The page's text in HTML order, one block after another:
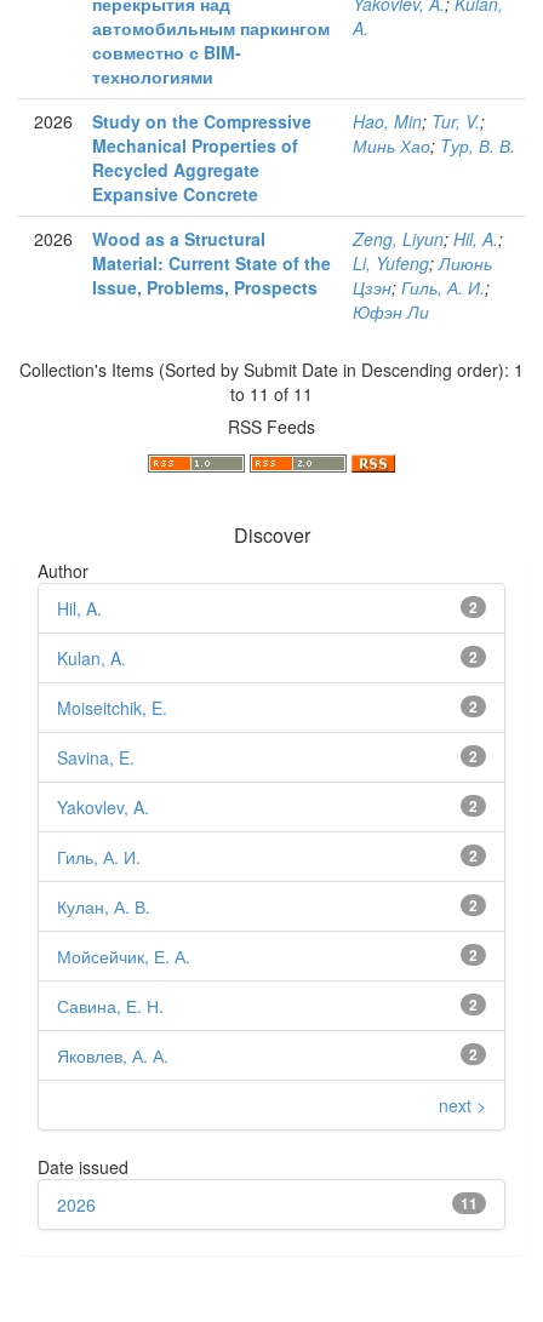
автомобильным паркингом
совместно с BIM-
технологиями
A.
2026
Study on the Compressive
Mechanical Properties of
Recycled Aggregate
Expansive Concrete
Hao, Min; Tur, V.;
Минь Хао; Tур, В. В.
2026
Wood as a Structural
Material: Current State of the
Issue, Problems, Prospects
Zeng, Liyun; Hil, A.;
Li, Yufeng;Лиюнь
Цзэн; Гиль, А. И.;
Юфэн Ли
Collection's Items (Sorted by Submit Date in Descending order): 1
to 11 of 11
RSS Feeds
Discover
Author
2
Hil, A.
2
Kulan, A.
2
Moiseitchik, E.
2
Savina, E.
2
Yakovlev, A.
2
Гиль, А. И.
2
Кулан, А. В.
2
Мойсейчик, Е. А.
2
Савина, Е. Н.
2
Яковлев, А. А.
next >
Date issued
11
2026